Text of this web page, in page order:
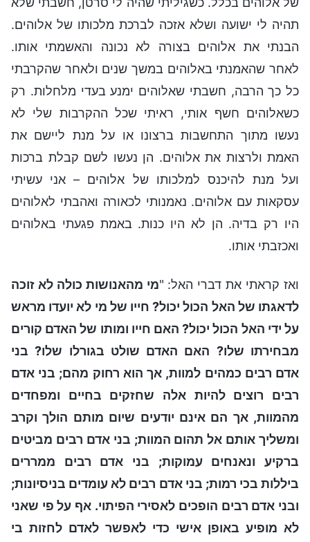
תהיה לי ישועה ושלא אזכה לברכת מלכותו של אלוהים.
הבנתי את אלוהים בצורה לא נכונה והאשמתי אותו.
לאחר שהאמנתי באלוהים במשך שנים ולאחר שהקרבתי
כל כך הרבה, חשבתי שאלוהים ימנע בעדי מלחלות. רק
כשאלוהים חשף אותי, ראיתי שכל ההקרבות שלי לא
נעשו מתוך התחשבות ברצונו או על מנת ליישם את
האמת ולרצות את אלוהים. הן נעשו לשם קבלת ברכות
ועל מנת להיכנס למלכותו של אלוהים – אני עשיתי
עסקאות עם אלוהים. נאמנותי לכאורה ואהבתי לאלוהים
היו רק בדיה. הן לא היו כנות. באמת פגעתי באלוהים
ואכזבתי אותו.
ואז קראתי את דברי האל: "מי מהאנושות כולה לא זוכה
לדאגתו של האל הכול יכול? חייו של מי לא יועדו מראש
על ידי האל הכול יכול? האם חייו ומותו של האדם קורים
מבחירתו שלו? האם האדם שולט בגורלו שלו? בני
אדם רבים כמהים למוות, אך הוא רחוק מהם; בני אדם
רבים רוצים להיות אלה שחזקים בחיים ומפחדים
מהמוות, אך הם אינם יודעים שיום מותם הולך וקרב
ומשליך אותם אל תהום המוות; בני אדם רבים מביטים
ברקיע ונאנחים עמוקות; בני אדם רבים ממררים
ביללות בכי רמות; בני אדם רבים לא עומדים בניסיונות;
ובני אדם רבים הופכים לאסירי הפיתוי. אף על פי שאני
לא מופיע באופן אישי כדי לאפשר לאדם לחזות בי